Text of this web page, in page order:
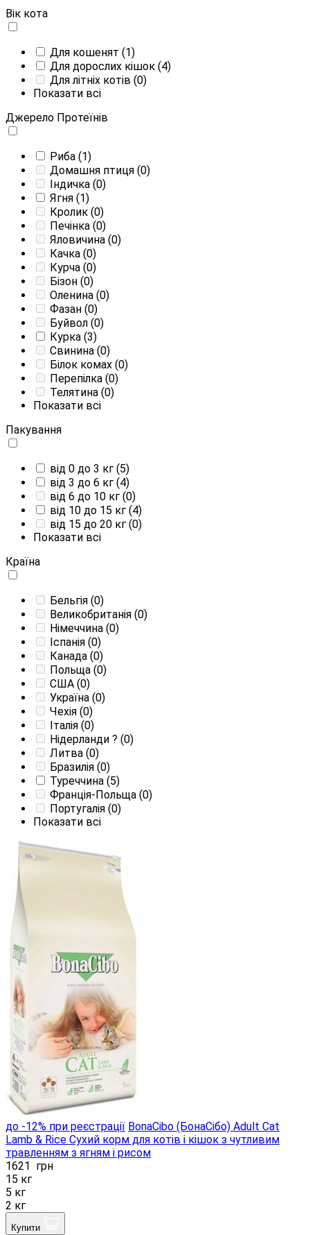
Вік кота
Для кошенят (1)
Для дорослих кішок (4)
Для літніх котів (0)
Показати всі
Джерело Протеїнів
Риба (1)
Домашня птиця (0)
Індичка (0)
Ягня (1)
Кролик (0)
Печінка (0)
Яловичина (0)
Качка (0)
Курча (0)
Бізон (0)
Оленина (0)
Фазан (0)
Буйвол (0)
Курка (3)
Свинина (0)
Білок комах (0)
Перепілка (0)
Телятина (0)
Показати всі
Пакування
від 0 до 3 кг (5)
від 3 до 6 кг (4)
від 6 до 10 кг (0)
від 10 до 15 кг (4)
від 15 до 20 кг (0)
Показати всі
Країна
Бельгія (0)
Великобританія (0)
Німеччина (0)
Іспанія (0)
Канада (0)
Польща (0)
США (0)
Україна (0)
Чехія (0)
Італія (0)
Нідерланди ? (0)
Литва (0)
Бразилія (0)
Туреччина (5)
Франція-Польща (0)
Португалія (0)
Показати всі
до -12% при реєстрації BonaCibo (БонаСібо) Adult Cat
Lamb & Rice Сухий корм для котів і кішок з чутливим
травленням з ягням і рисом
1621
грн
15 кг
5 кг
2 кг
Купити